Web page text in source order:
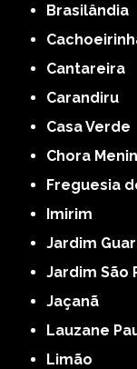
Brasilândia
Cantareira
Carandiru
Casa Verde
Chora
Freguesia
Imirim
Jardim
Jardim São
Jaçanã
Lauzane
Limão